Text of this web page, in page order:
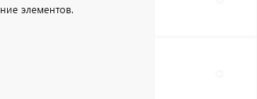
элементов.